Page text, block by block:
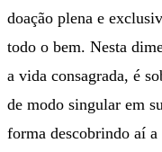
doação plena e
todo o bem. Nesta
a vida consagrada, é
de modo singular em
forma descobrindo aí